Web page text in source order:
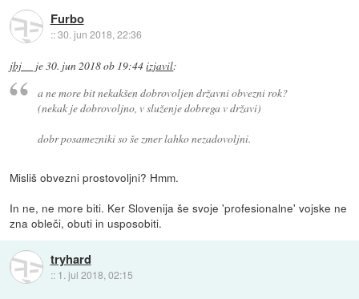
Furbo
::30. jun 2018, 22:36
jbj__ je30. jun 2018 ob 19:44izjavil:
a ne more bit nekakšen dobrovoljen državni obvezni rok?
(nekak je dobrovoljno, v služenje dobrega v državi)
dobr posamezniki so še zmer lahko nezadovoljni.
Misliš obvezni prostovoljni? Hmm.
In ne, ne more biti. Ker Slovenija še svoje 'profesionalne' vojske ne
zna obleči, obuti in usposobiti.
tryhard
:: 1. jul 2018, 02:15